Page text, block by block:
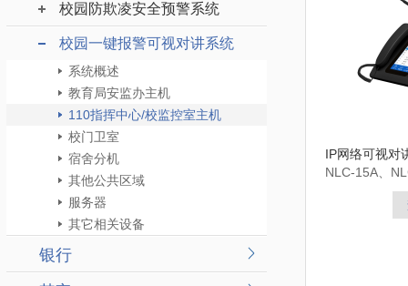
校园防欺凌安全预警系统
校园一键报警可视对讲系统
系统概述
教育局安监办主机
110指挥中心/校监控室主机
校门卫室
宿舍分机
其他公共区域
服务器
其它相关设备
银行
IP网络可视对
NLC-15A、